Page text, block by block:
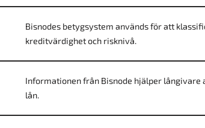
Bisnodes betygsystem används för att
kreditvärdighet och risknivå.
Informationen från Bisnode hjälper
lån.